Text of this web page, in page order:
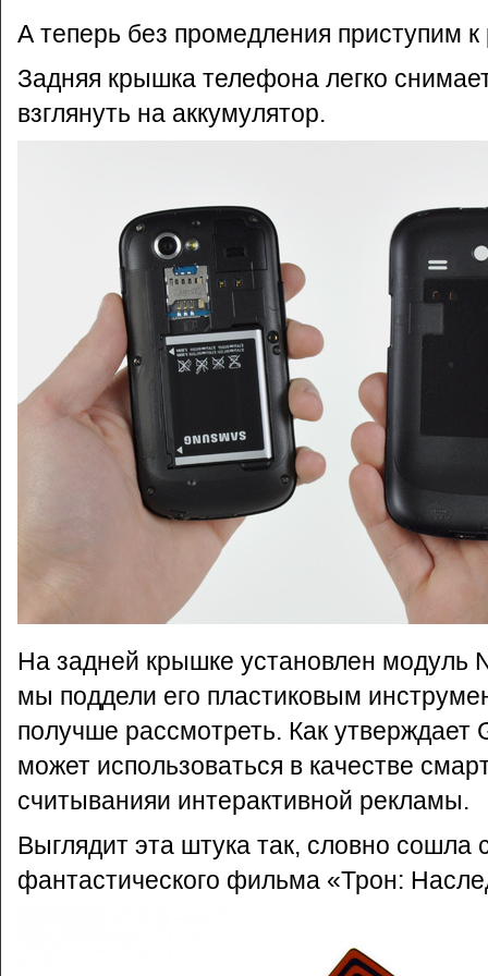
А теперь без промедления приступим к
Задняя крышка телефона легко
взглянуть на аккумулятор.
На задней крышке установлен модуль
мы поддели его пластиковым
получше рассмотреть. Как утверждает
может использоваться в качестве
считыванияи интерактивной рекламы.
Выглядит эта штука так, словно сошла
фантастического фильма «Трон: